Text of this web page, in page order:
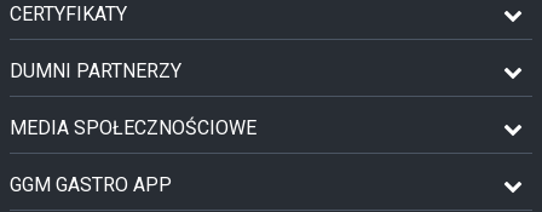
CERTYFIKATY
DUMNI PARTNERZY
MEDIA SPOŁECZNOŚCIOWE
GGM GASTRO APP